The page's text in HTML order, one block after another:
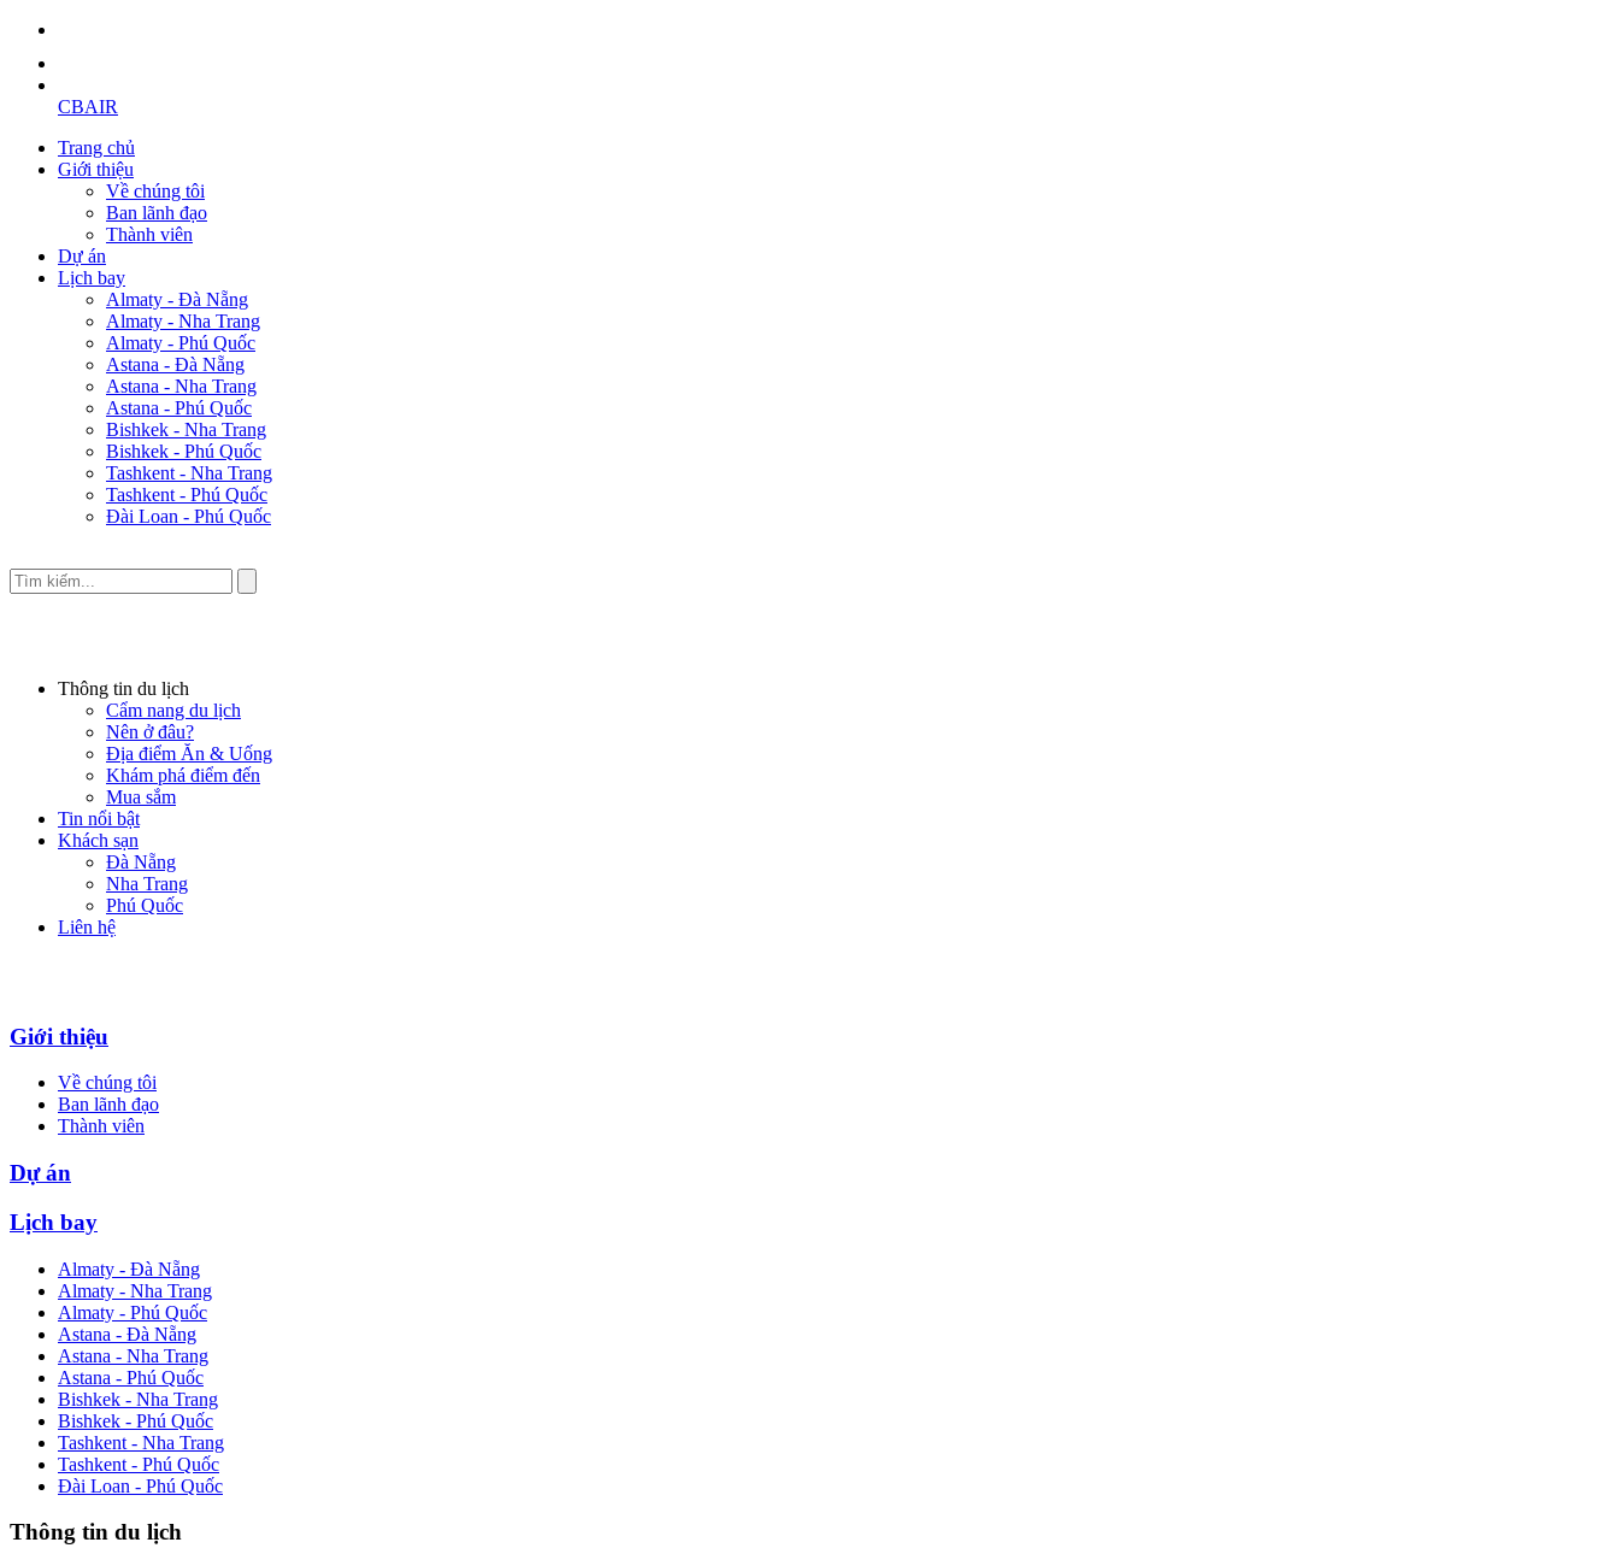
CBAIR
Trang chủ
Giới thiệu
Về chúng tôi
Ban lãnh đạo
Thành viên
Dự án
Lịch bay
Almaty - Đà Nẵng
Almaty - Nha Trang
Almaty - Phú Quốc
Astana - Đà Nẵng
Astana - Nha Trang
Astana - Phú Quốc
Bishkek - Nha Trang
Bishkek - Phú Quốc
Tashkent - Nha Trang
Tashkent - Phú Quốc
Đài Loan - Phú Quốc
Thông tin du lịch
Cẩm nang du lịch
Nên ở đâu?
Địa điểm Ăn & Uống
Khám phá điểm đến
Mua sắm
Tin nổi bật
Khách sạn
Đà Nẵng
Nha Trang
Phú Quốc
Liên hệ
Giới thiệu
Về chúng tôi
Ban lãnh đạo
Thành viên
Dự án
Lịch bay
Almaty - Đà Nẵng
Almaty - Nha Trang
Almaty - Phú Quốc
Astana - Đà Nẵng
Astana - Nha Trang
Astana - Phú Quốc
Bishkek - Nha Trang
Bishkek - Phú Quốc
Tashkent - Nha Trang
Tashkent - Phú Quốc
Đài Loan - Phú Quốc
Thông tin du lịch